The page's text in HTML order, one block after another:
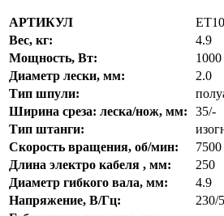
АРТИКУЛ
Вес, кг:
4.9
Мощность, Вт:
1000
Диаметр лески, мм:
2.0
Тип шпули:
Ширина среза: леска/нож, мм:
35/-
Тип штанги:
Скорость вращения, об/мин:
7500
Длина электро кабеля , мм:
250
Диаметр гибкого вала, мм:
4.9
Напряжение, В/Гц:
230/